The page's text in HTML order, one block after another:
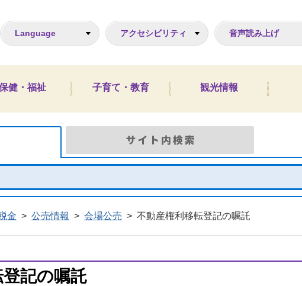
ムページ
Language アクセシビリティ 音声読み上げ
健・福祉 子育て・教育 観光情報
Google検索
金 > 公売情報 > 会場公売 > 不動産権利移転登記の嘱託
記の嘱託